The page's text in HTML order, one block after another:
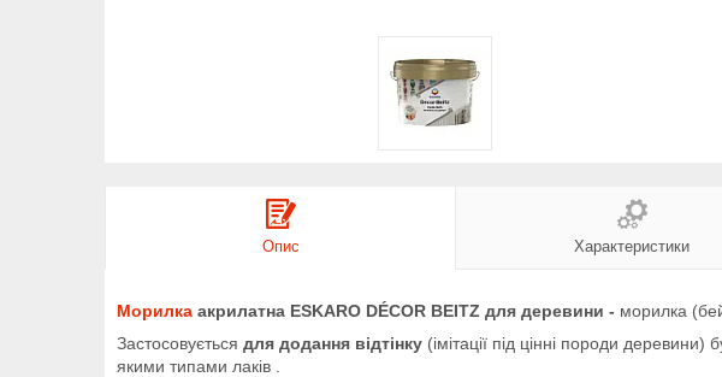
Опис Характеристики
Морилка акрилатна ESKARO DÉCOR BEITZ для деревини - морилка
Застосовується для додання відтінку (імітації під цінні породи
якими типами лаків .